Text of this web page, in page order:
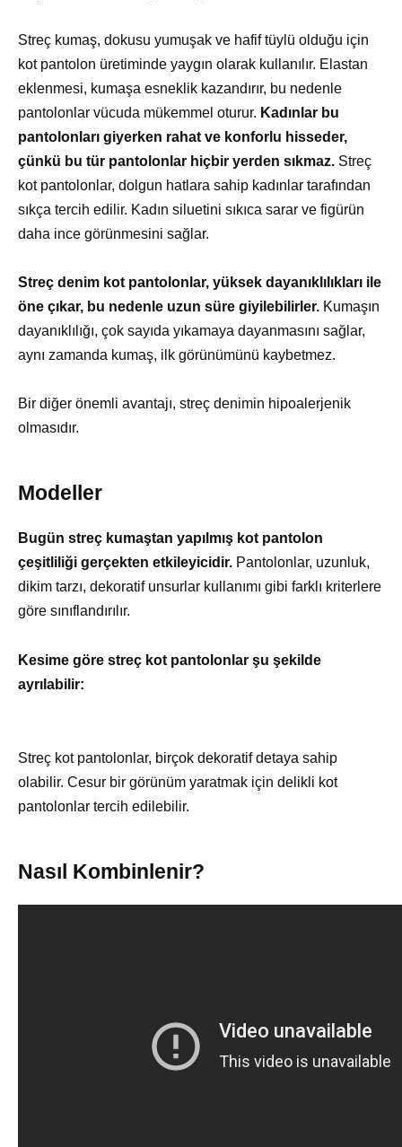
Streç kumaş, dokusu yumuşak ve hafif tüylü olduğu için
kot pantolon üretiminde yaygın olarak kullanılır. Elastan
eklenmesi, kumaşa esneklik kazandırır, bu nedenle
pantolonlar vücuda mükemmel oturur. Kadınlar bu
pantolonları giyerken rahat ve konforlu hisseder,
çünkü bu tür pantolonlar hiçbir yerden sıkmaz. Streç
kot pantolonlar, dolgun hatlara sahip kadınlar tarafından
sıkça tercih edilir. Kadın siluetini sıkıca sarar ve figürün
daha ince görünmesini sağlar.
Streç denim kot pantolonlar, yüksek dayanıklılıkları ile
öne çıkar, bu nedenle uzun süre giyilebilirler. Kumaşın
dayanıklılığı, çok sayıda yıkamaya dayanmasını sağlar,
aynı zamanda kumaş, ilk görünümünü kaybetmez.
Bir diğer önemli avantajı, streç denimin hipoalerjenik
olmasıdır.
Modeller
Bugün streç kumaştan yapılmış kot pantolon
çeşitliliği gerçekten etkileyicidir. Pantolonlar, uzunluk,
dikim tarzı, dekoratif unsurlar kullanımı gibi farklı kriterlere
göre sınıflandırılır.
Kesime göre streç kot pantolonlar şu şekilde
ayrılabilir:
Streç kot pantolonlar, birçok dekoratif detaya sahip
olabilir. Cesur bir görünüm yaratmak için delikli kot
pantolonlar tercih edilebilir.
Nasıl Kombinlenir?